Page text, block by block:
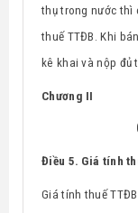
thụ trong nước thì
thuế TTĐB. Khi
kê khai và nộp đủ
Chương II
Điều 5. Giá tính
Giá tính thuế